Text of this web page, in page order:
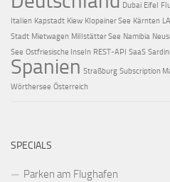
Dubai Eifel
Italien Kapstadt Kiew Klopeiner See Kärnten
Stadt Mietwagen Millstätter See Namibia
See Ostfriesische Inseln REST-API SaaS
Spanien Straßburg Subscription
Wörthersee Österreich
SPECIALS
Parken am Flughafen